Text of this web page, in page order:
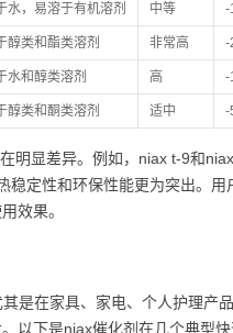
水，易溶于有机溶剂 中等 -
醇类和酯类溶剂 非常高 -
水和醇类溶剂 高 -
醇类和酮类溶剂 适中 -
明显差异。例如，niax t-9和
定性和环保性能更为突出。
效果。
是在家具、家电、个人护理产
以下是niax催化剂在几个典型